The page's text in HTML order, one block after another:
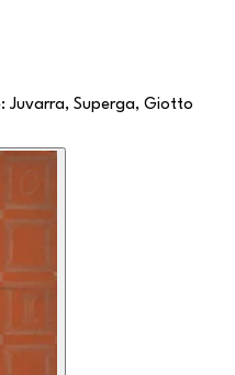
Juvarra, Superga, Giotto